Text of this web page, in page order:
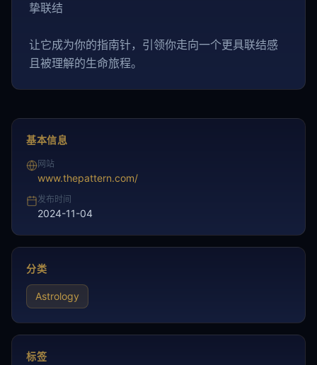
挚联结
让它成为你的指南针，引领你走向一个更具联结感
且被理解的生命旅程。
基本信息
网站
www.thepattern.com/
发布时间
2024-11-04
分类
Astrology
标签